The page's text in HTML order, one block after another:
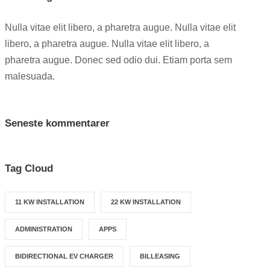
Nulla vitae elit libero, a pharetra augue. Nulla vitae elit
libero, a pharetra augue. Nulla vitae elit libero, a
pharetra augue. Donec sed odio dui. Etiam porta sem
malesuada.
Seneste kommentarer
Tag Cloud
11 KW INSTALLATION 22 KW INSTALLATION
ADMINISTRATION APPS
BIDIRECTIONAL EV CHARGER BILLEASING